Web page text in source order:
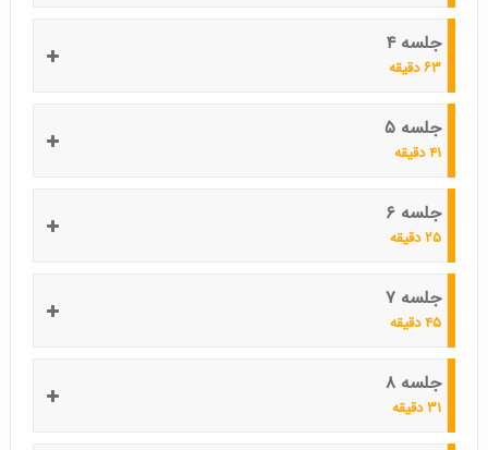
جلسه ۴
۶۳ دقیقه
جلسه ۵
۴۱ دقیقه
جلسه ۶
۲۵ دقیقه
جلسه ۷
۴۵ دقیقه
جلسه ۸
۳۱ دقیقه